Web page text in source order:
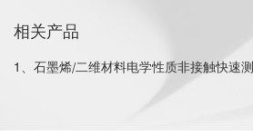
相关产品
1、石墨烯/二维材料电学性质非接触快速